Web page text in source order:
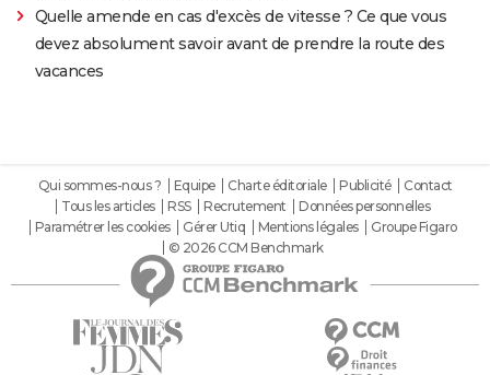
Quelle amende en cas d'excès de vitesse ? Ce que vous
devez absolument savoir avant de prendre la route des
vacances
Qui sommes-nous ? Equipe Charte éditoriale Publicité
Contact
Tous les articles
RSS Recrutement
Données personnelles
Paramétrer les cookies
Gérer Utiq Mentions légales
Groupe Figaro
© 2026 CCM Benchmark